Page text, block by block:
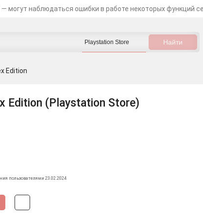
— могут наблюдаться ошибки в работе некоторых функций
Edition
Edition (Playstation Store)
пользователями 23.02.2024